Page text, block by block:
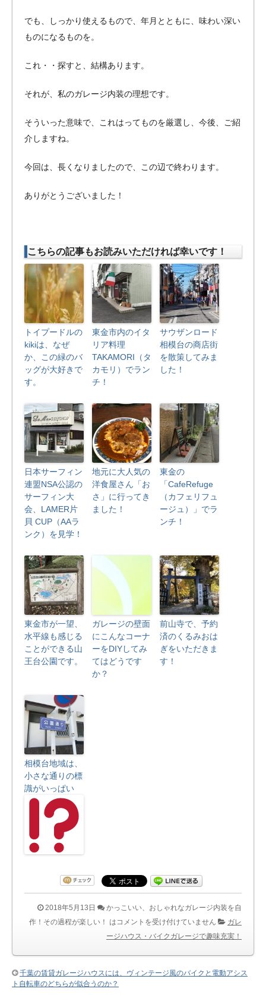
でも、しっかり使えるもので、年月とともに、味わい深い
ものになるものを。
これ・・探すと、結構あります。
それが、私のガレージ内装の理想です。
そういった意味で、これはってものを厳選し、今後、ご紹
介しますね。
今回は、長くなりましたので、この辺で終わります。
ありがとうございました！
こちらの記事もお読みいただければ幸いです！
トイプードルの
kikiは、なぜ
か、この緑のバ
ッグが大好きで
す。
東金市内のイタ
リア料理
TAKAMORI（タ
カモリ）でラン
チ！
サウザンロード
相模台の商店街
を散策してみま
した！
日本サーフィン
連盟NSA公認の
サーフィン大
会、LAMER片
貝 CUP（AAラ
ンク）を見学！
地元に大人気の
洋食屋さん「お
さ」に行ってき
ました！
東金の
「CafeRefuge
（カフェリフュ
ージュ）」でラ
ンチ！
東金市が一望、
水平線も感じる
ことができる山
王台公園です。
ガレージの壁面
にこんなコーナ
ーをDIYしてみ
てはどうです
か？
前山寺で、予約
済のくるみおは
ぎをいただきま
す！
相模台地域は、
小さな通りの標
識がいっぱい
2018年5月13日
かっこいい、おしゃれなガレージ内装を自
作！その過程が楽しい！ は コメントを受け付けていません
ガレ
ージハウス・バイクガレージで趣味充実！
千葉の賃貸ガレージハウスには、ヴィンテージ風のバイクと電動アシス
ト自転車のどちらが似合うのか？